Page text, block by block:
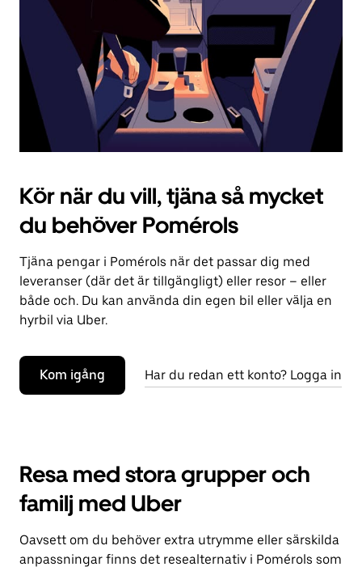
kalendern.
Kör när du vill, tjäna så mycket
du behöver Pomérols
Tjäna pengar i Pomérols när det passar dig med
leveranser (där det är tillgängligt) eller resor – eller
både och. Du kan använda din egen bil eller välja en
hyrbil via Uber.
Kom igång Har du redan ett konto? Logga in
Resa med stora grupper och
familj med Uber
Oavsett om du behöver extra utrymme eller särskilda
anpassningar finns det resealternativ i Pomérols som